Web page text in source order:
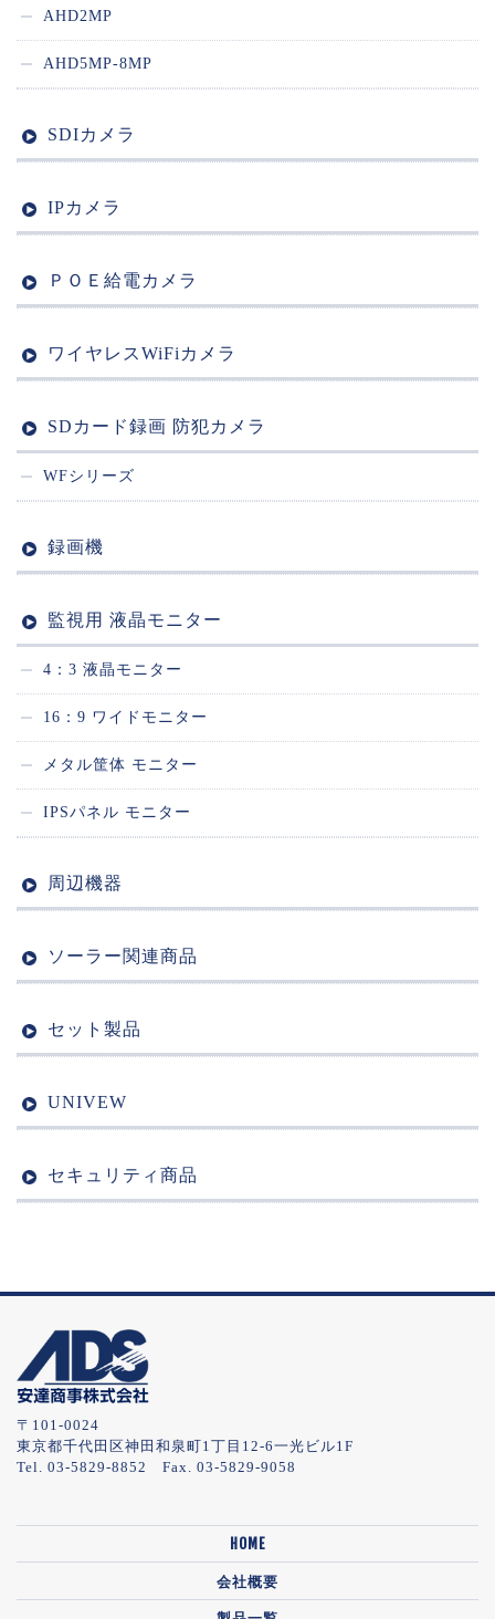
AHD2MP
AHD5MP-8MP
SDIカメラ
IPカメラ
ＰＯＥ給電カメラ
ワイヤレスWiFiカメラ
SDカード録画 防犯カメラ
WFシリーズ
録画機
監視用 液晶モニター
4：3 液晶モニター
16：9 ワイドモニター
メタル筐体 モニター
IPSパネル モニター
周辺機器
ソーラー関連商品
セット製品
UNIVEW
セキュリティ商品
〒101-0024
東京都千代田区神田和泉町1丁目12-6一光ビル1F
Tel. 03-5829-8852 Fax. 03-5829-9058
HOME
会社概要